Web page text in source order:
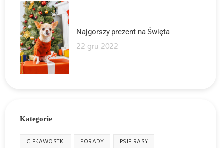
Najgorszy prezent na Święta
22 gru 2022
Kategorie
CIEKAWOSTKI PORADY
PSIE RASY